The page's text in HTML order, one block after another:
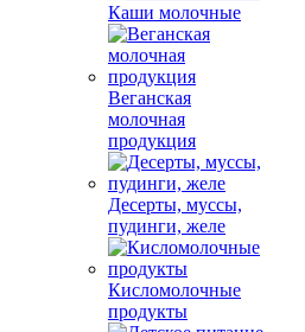
Каши молочные
Веганская
молочная
продукция
Десерты, муссы,
пудинги, желе
Кисломолочные
продукты